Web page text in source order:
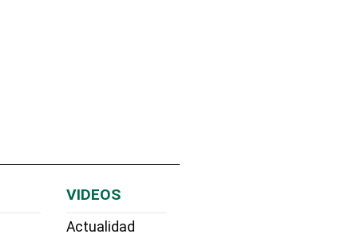
VIDEOS
Actualidad